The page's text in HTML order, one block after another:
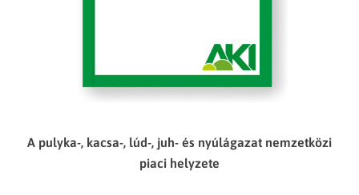
A pulyka-, kacsa-, lúd-, juh- és nyúlágazat nemzetközi
piaci helyzete